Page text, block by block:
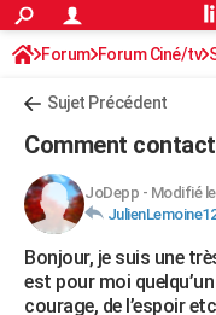
ACTUALITÉS
Politique
Société
Faits Divers
Education
Monde
Villes
+
FINANCE
Retraite
Impôts
Epargne
Immobilier
Risques naturels par ville
Banque
Assurance
Crédit
AUTO
Essais
Réserver un essai
Citadines
Berlines
SUV
Forum auto
+HIGH-TECH
Forum Forum Ciné/tv
Sujet Précédent
Comment
JoDepp - Modifié le
Bonjour, je suis une
est pour moi
courage, de l’espoir